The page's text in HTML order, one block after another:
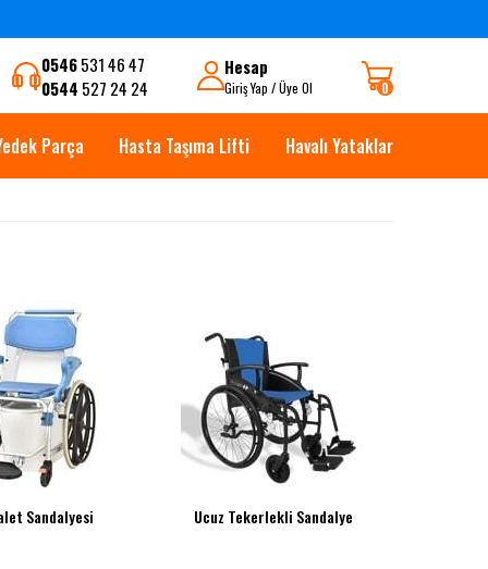
0546531 46 47
0544 527 24 24
Hesap
Giriş Yap / Üye Ol 0
Parça Hasta Taşıma Lifti Havalı Yataklar
Sandalyesi Ucuz Tekerlekli Sandalye